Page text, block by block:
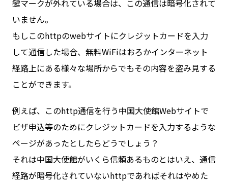
鍵マークが外れている場合は、この通信は暗号化されて
いません。
もしこのhttpのwebサイトにクレジットカードを入力
して通信した場合、無料WiFiはおろかインターネット
経路上にある様々な場所からでもその内容を盗み見する
ことができます。
例えば、このhttp通信を行う中国大使館Webサイトで
ビザ申込等のためにクレジットカードを入力するような
ページがあったとしたらどうでしょう？
それは中国大使館がいくら信頼あるものとはいえ、通信
経路が暗号化されていないhttpであればそれはやめた